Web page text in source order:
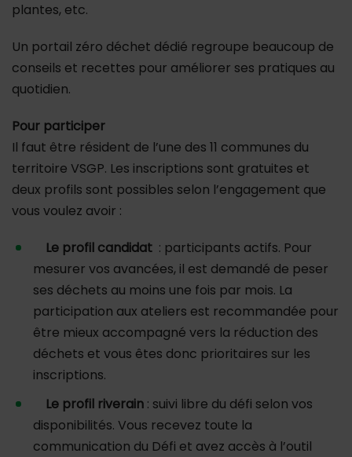
plantes, etc.
Un portail zéro déchet dédié regroupe beaucoup de
conseils et recettes pour améliorer ses pratiques au
quotidien.
Pour participer
Il faut être résident de l’une des 11 communes du
territoire VSGP. Les inscriptions sont gratuites et
deux profils sont possibles selon l’engagement que
vous voulez avoir :
Le profil candidat : participants actifs. Pour
mesurer vos avancées, il est demandé de peser
ses déchets au moins une fois par mois. La
participation aux ateliers est recommandée pour
être mieux accompagné vers la réduction des
déchets et vous êtes donc prioritaires sur les
inscriptions.
Le profil riverain : suivi libre du défi selon vos
disponibilités. Vous recevez toute la
communication du Défi et avez accès à l’outil